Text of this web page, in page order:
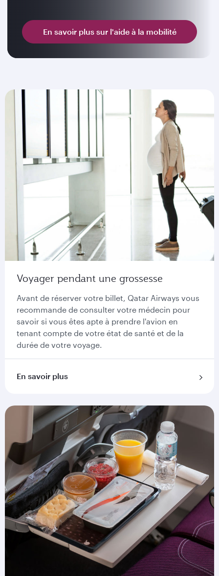
En savoir plus sur l'aide à la mobilité
Voyager pendant une grossesse
Avant de réserver votre billet, Qatar Airways vous
recommande de consulter votre médecin pour
savoir si vous êtes apte à prendre l'avion en
tenant compte de votre état de santé et de la
durée de votre voyage.
En savoir plus